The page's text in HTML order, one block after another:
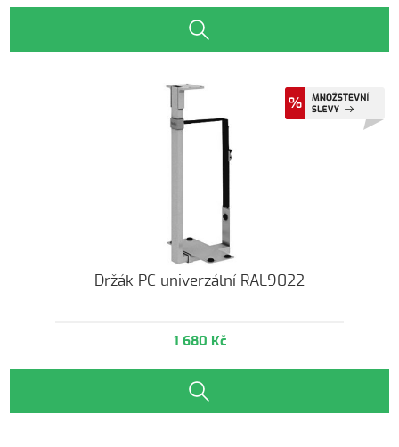
Držák PC univerzální RAL9022
1 680 Kč